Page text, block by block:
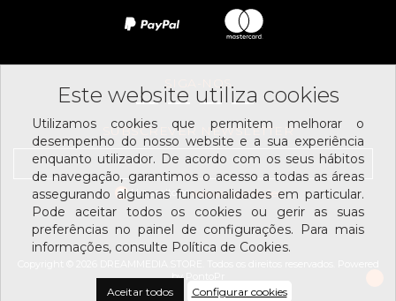
SIGA-NOS
SUBSCREVER NEWSLETTER
Li e aceito ostermos e condições
by
Este website utiliza cookies
Utilizamos cookies que permitem melhorar o
desempenho do nosso website e a sua experiência
enquanto utilizador. De acordo com os seus hábitos
de navegação, garantimos o acesso a todas as áreas
assegurando algumas funcionalidades em particular.
Pode aceitar todos os cookies ou gerir as suas
preferências no painel de configurações. Para mais
informações, consulte Política de Cookies.
Aceitar todos Configurar cookies